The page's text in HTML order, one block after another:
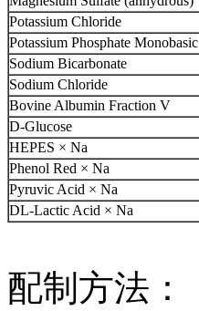
Potassium Chloride
Potassium Phosphate Monobasic
Sodium Bicarbonate
Sodium Chloride
Bovine Albumin Fraction V
D-Glucose
HEPES × Na
Phenol Red × Na
Pyruvic Acid × Na
DL-Lactic Acid × Na
配制方法：